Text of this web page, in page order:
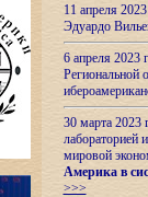
11 апреля
Эдуардо
6 апреля
Региональной
30 марта 2023
лабораторией
мировой
Америка в
>>>